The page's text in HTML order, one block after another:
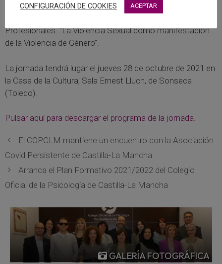
Consuegra, Mora, Sonseca y Los Yébenes, en la provincia
Profesionales: “La Violencia Sexual como manifestación
de la Violencia de Género”.
La jornada tendrá lugar el jueves 28 de octubre de 2021 en
la Casa de la Cultura, Sala Ernest Lluch, de Sonseca
(Toledo).
Pulsar aquí para descargar el programa de la jornada.
El COPCLM mantiene un encuentro con la Asociación
Covid Persistente de Castilla-La Mancha
Arranca el Plan Formativo 2021/2022 del Colegio
Oficial de la Psicología de Castilla-La Mancha
GALERÍA FOTOGRÁFICA
CONFIGURACIÓN DE COOKIES ACEPTAR